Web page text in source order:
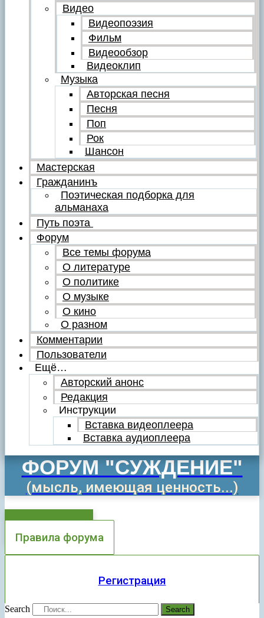
Видео
Видеопоэзия
Фильм
Видеообзор
Видеоклип
Музыка
Авторская песня
Песня
Поп
Рок
Шансон
Мастерская
Гражданинъ
Поэтическая подборка для
альманаха
Путь поэта
Форум
Все темы форума
О литературе
О политике
О музыке
О кино
О разном
Комментарии
Пользователи
Ещё…
Авторский анонс
Редакция
Инструкции
Вставка видеоплеера
Вставка аудиоплеера
ФОРУМ "СУЖДЕНИЕ"
(мысль, имеющая ценность...)
Правила форума
Регистрация
Search Search